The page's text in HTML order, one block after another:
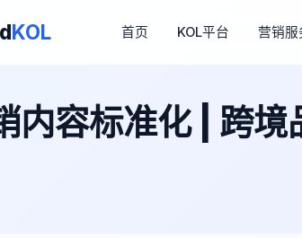
KOL 首页 KOL平台 营销服
内容标准化 | 跨境